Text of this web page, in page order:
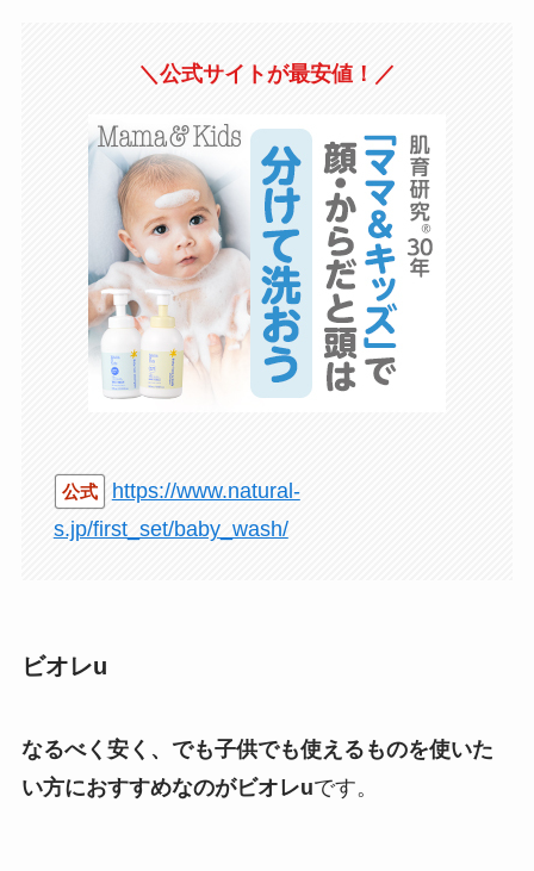
＼公式サイトが最安値！／
公式
https://www.natural-
s.jp/first_set/baby_wash/
ビオレu
なるべく安く、でも子供でも使えるものを使いた
い方におすすめなのがビオレuです。